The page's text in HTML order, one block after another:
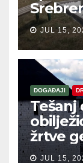
JUL 15,
DOGAĐAJI
Tešanj
žrtve
JUL 15,